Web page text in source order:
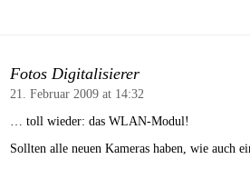
Fotos Digitalisierer
21. Februar 2009 at 14:32
… toll wieder: das WLAN-Modul!
Sollten alle neuen Kameras haben, wie auch